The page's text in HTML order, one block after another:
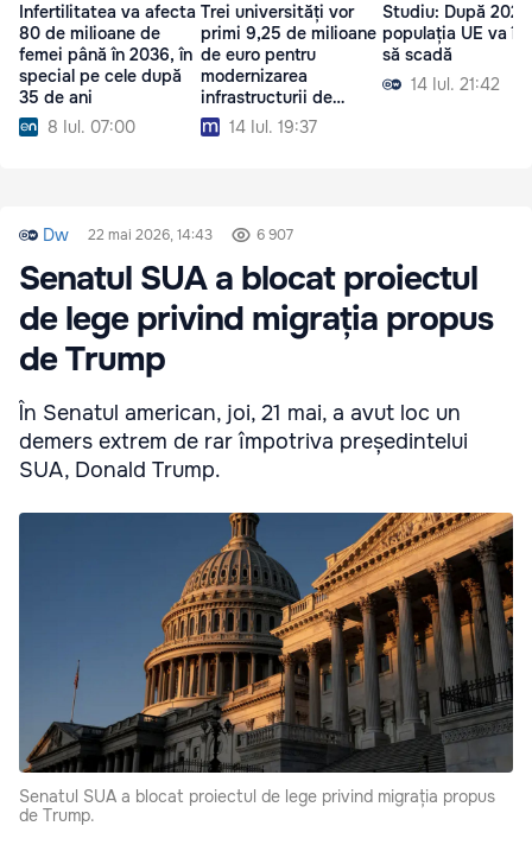
Infertilitatea va afecta
80 de milioane de
femei până în 2036, în
special pe cele după
35 de ani
8 Iul. 07:00
Trei universități vor
primi 9,25 de milioane
de euro pentru
modernizarea
infrastructurii de
cercetare
14 Iul. 19:37
Studiu: După
populația UE va
să scadă
14 Iul. 21:42
Dw 22 mai 2026, 14:43 6 907
Senatul SUA a blocat proiectul
de lege privind migrația propus
de Trump
În Senatul american, joi, 21 mai, a avut loc un
demers extrem de rar împotriva președintelui
SUA, Donald Trump.
Senatul SUA a blocat proiectul de lege privind migrația propus
de Trump.